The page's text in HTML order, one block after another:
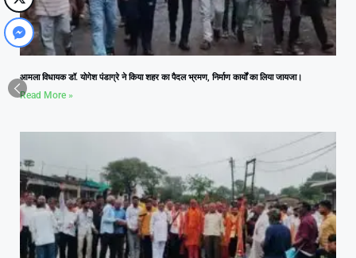
आमला विधायक डॉ. योगेश पंडाग्रे ने किया शहर का पैदल भ्रमण, निर्माण कार्यों का लिया जायजा।
Read More »